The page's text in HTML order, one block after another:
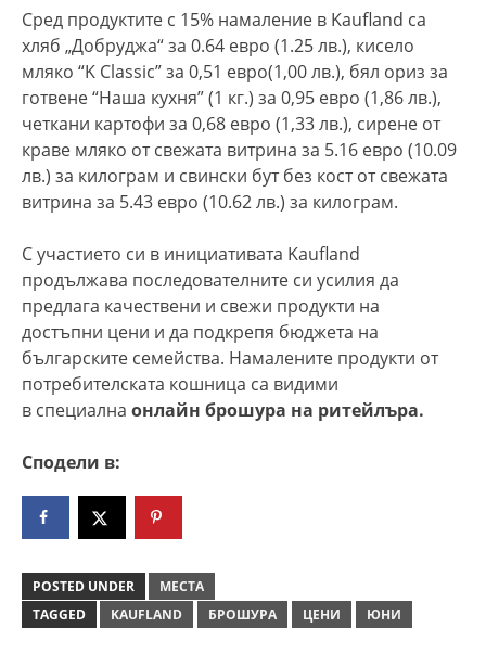
Сред продуктите с 15% намаление в Kaufland са
хляб „Добруджа“ за 0.64 евро (1.25 лв.), кисело
мляко “K Classic” за 0,51 евро(1,00 лв.), бял ориз за
готвене “Наша кухня” (1 кг.) за 0,95 евро (1,86 лв.),
четкани картофи за 0,68 евро (1,33 лв.), сирене от
краве мляко от свежата витрина за 5.16 евро (10.09
лв.) за килограм и свински бут без кост от свежата
витрина за 5.43 евро (10.62 лв.) за килограм.
С участието си в инициативата Kaufland
продължава последователните си усилия да
предлага качествени и свежи продукти на
достъпни цени и да подкрепя бюджета на
българските семейства. Намалените продукти от
потребителската кошница са видими
в специална онлайн брошура на ритейлъра.
Сподели в:
POSTED UNDER
МЕСТА
TAGGED
KAUFLAND БРОШУРА ЦЕНИ ЮНИ